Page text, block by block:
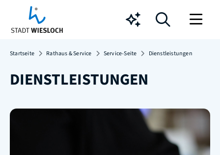
Chatbot
Startseite Rathaus & Service Service-Seite Dienstleistungen
DIENSTLEISTUNGEN